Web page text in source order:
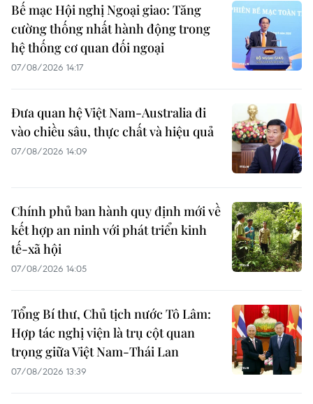
Bế mạc Hội nghị Ngoại giao: Tăng
cường thống nhất hành động trong
hệ thống cơ quan đối ngoại
07/08/2026 14:17
Đưa quan hệ Việt Nam-Australia đi
vào chiều sâu, thực chất và hiệu quả
07/08/2026 14:09
Chính phủ ban hành quy định mới về
kết hợp an ninh với phát triển kinh
tế-xã hội
07/08/2026 14:05
Tổng Bí thư, Chủ tịch nước Tô Lâm:
Hợp tác nghị viện là trụ cột quan
trọng giữa Việt Nam-Thái Lan
07/08/2026 13:39